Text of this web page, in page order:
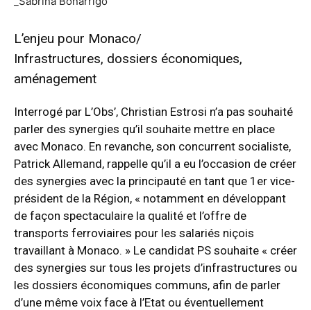
L’enjeu pour Monaco/
Infrastructures, dossiers économiques,
aménagement
Interrogé par L’Obs’, Christian Estrosi n’a pas souhaité
parler des synergies qu’il souhaite mettre en place
avec Monaco. En revanche, son concurrent socialiste,
Patrick Allemand, rappelle qu’il a eu l’occasion de créer
des synergies avec la principauté en tant que 1er vice-
président de la Région, « notamment en développant
de façon spectaculaire la qualité et l’offre de
transports ferroviaires pour les salariés niçois
travaillant à Monaco. » Le candidat PS souhaite « créer
des synergies sur tous les projets d’infrastructures ou
les dossiers économiques communs, afin de parler
d’une même voix face à l’Etat ou éventuellement